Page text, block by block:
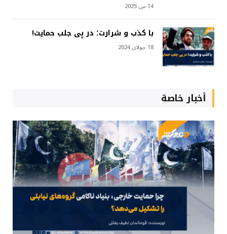
14 می 2025
با کذب و شرارت؛ در پی جلب حمایت!
18 جولای 2024
أخبار خاصة